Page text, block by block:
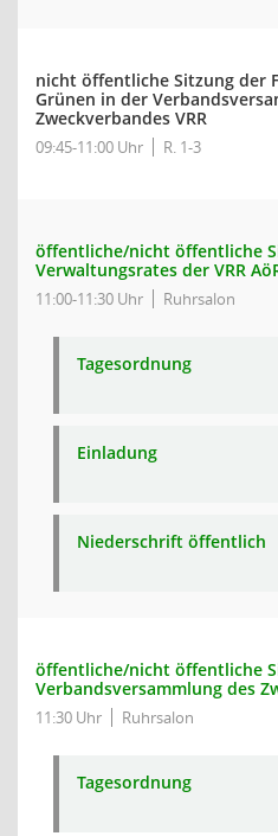
nicht öffentliche Sitzung der
Grünen in der
Zweckverbandes VRR
09:45-11:00 Uhr R. 1-3
öffentliche/nicht öffentliche
Verwaltungsrates der VRR
11:00-11:30 Uhr Ruhrsalon
Tagesordnung
Einladung
Niederschrift öffentlich
öffentliche/nicht öffentliche
Verbandsversammlung des
11:30 Uhr Ruhrsalon
Tagesordnung